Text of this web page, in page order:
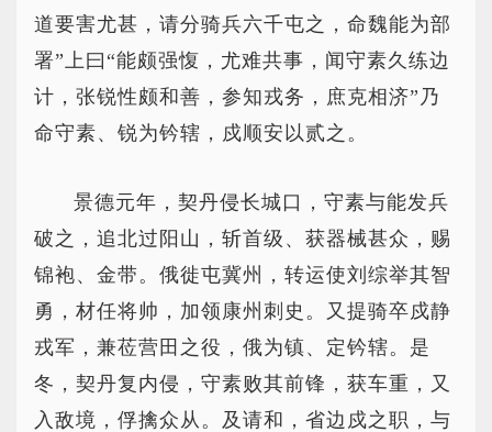
道要害尤甚，请分骑兵六千屯之，命魏能为部
署”上曰“能颇强愎，尤难共事，闻守素久练边
计，张锐性颇和善，参知戎务，庶克相济”乃
命守素、锐为钤辖，戍顺安以贰之。
景德元年，契丹侵长城口，守素与能发兵
破之，追北过阳山，斩首级、获器械甚众，赐
锦袍、金带。俄徙屯冀州，转运使刘综举其智
勇，材任将帅，加领康州刺史。又提骑卒戍静
戎军，兼莅营田之役，俄为镇、定钤辖。是
冬，契丹复内侵，守素败其前锋，获车重，又
入敌境，俘擒众从。及请和，省边戍之职，与